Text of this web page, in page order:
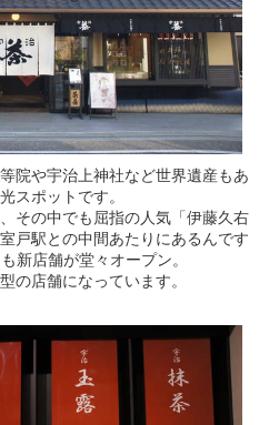
院や宇治上神社など世界遺産もあ
スポットです。
その中でも屈指の人気「伊藤久右
戸駅との中間あたりにあるんです
新店舗が堂々オープン。
の店舗になっています。